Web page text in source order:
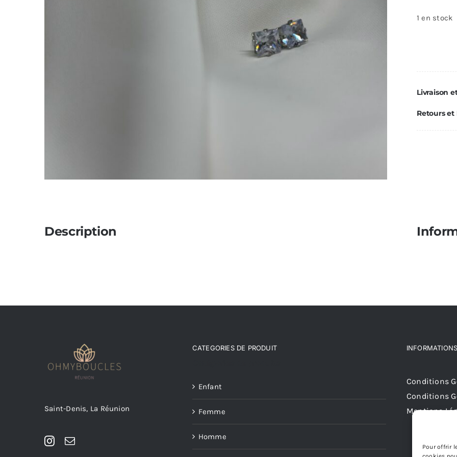
Pour offrir
1 en stock
Livraison
Retours et
Description
Saint-Denis, La Réunion
CATEGORIES DE PRODUIT
Enfant
Femme
Homme
Conditions
Conditions
Mentions